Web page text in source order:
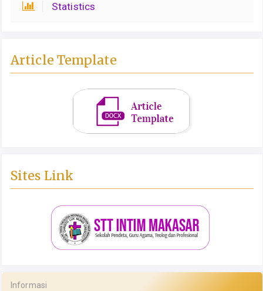
Statistics
Article Template
Sites Link
Informasi